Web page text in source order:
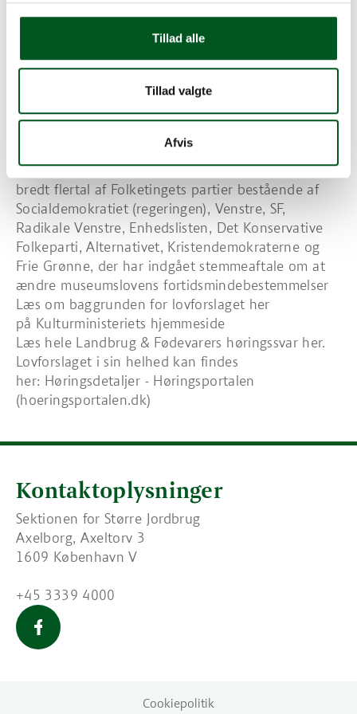
Tillad alle
Tillad valgte
Afvis
havbænk ovenpå et voldsted eller et gelænder på
en trappe op til en gravhøj.
Der lægges i forslaget også op til, at Landbrug &
Fødevarer skal være med til at udpege sagkyndige
til en ny kulturarvsafdeling i Miljø- og
Fødevareklagenævnet. Større Jordbrug har meddelt
rådighed ift. indstillingen.
Lovforslaget er resultatet af en aftale mellem et
bredt flertal af Folketingets partier bestående af
Socialdemokratiet (regeringen), Venstre, SF,
Radikale Venstre, Enhedslisten, Det Konservative
Folkeparti, Alternativet, Kristendemokraterne og
Frie Grønne, der har indgået stemmeaftale om at
ændre museumslovens fortidsmindebestemmelser
Læs om baggrunden for lovforslaget her
på Kulturministeriets hjemmeside
Læs hele Landbrug & Fødevarers høringssvar her.
Lovforslaget i sin helhed kan findes
her: Høringsdetaljer - Høringsportalen
(hoeringsportalen.dk)
Kontaktoplysninger
Sektionen for Større Jordbrug
Axelborg, Axeltorv 3
1609 København V
+45 3339 4000
Større Jordbrug
Cookiepolitik